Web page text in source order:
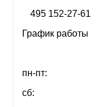
495 152-27-61
График работы
пн-пт:
сб: